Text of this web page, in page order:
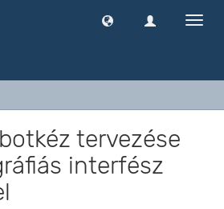
tervezése
interfész